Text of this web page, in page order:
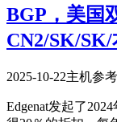
BGP，美国
CN2/SK/
2025-10-22主机参考
Edgenat发起了